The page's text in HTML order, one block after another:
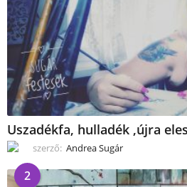
Uszadékfa, hulladék ,újra
szerző: Andrea Sugár
2